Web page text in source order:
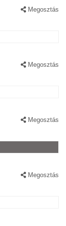
Megosztás
Megosztás
Megosztás
Megosztás